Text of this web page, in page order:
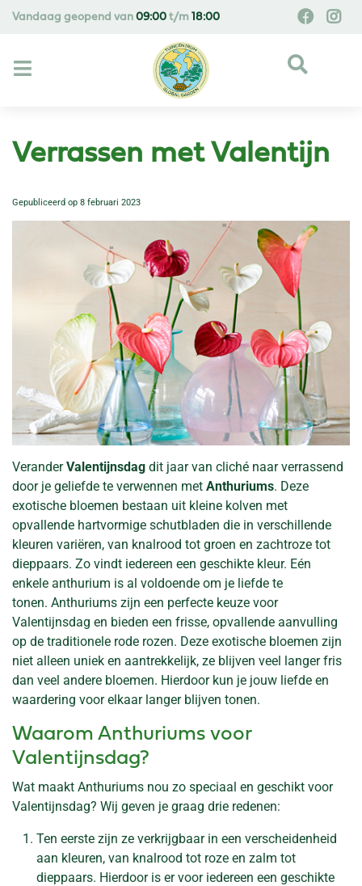
Vandaag geopend van 09:00 t/m 18:00
Verrassen met Valentijn
Gepubliceerd op 8 februari 2023
VeranderValentijnsdag dit jaar van cliché naar verrassend
door je geliefde te verwennen met Anthuriums. Deze
exotische bloemen bestaan uit kleine kolven met
opvallende hartvormige schutbladen die in verschillende
kleuren variëren, van knalrood tot groen en zachtroze tot
dieppaars. Zo vindt iedereen een geschikte kleur. Eén
enkele anthurium is al voldoende om je liefde te
tonen. Anthuriums zijn een perfecte keuze voor
Valentijnsdag en bieden een frisse, opvallende aanvulling
op de traditionele rode rozen. Deze exotische bloemen zijn
niet alleen uniek en aantrekkelijk, ze blijven veel langer fris
dan veel andere bloemen. Hierdoor kun je jouw liefde en
waardering voor elkaar langer blijven tonen.
Waarom Anthuriums voor
Valentijnsdag?
Wat maakt Anthuriums nou zo speciaal en geschikt voor
Valentijnsdag? Wij geven je graag drie redenen:
Ten eerste zijn ze verkrijgbaar in een verscheidenheid
aan kleuren, van knalrood tot roze en zalm tot
dieppaars. Hierdoor is er voor iedereen een geschikte